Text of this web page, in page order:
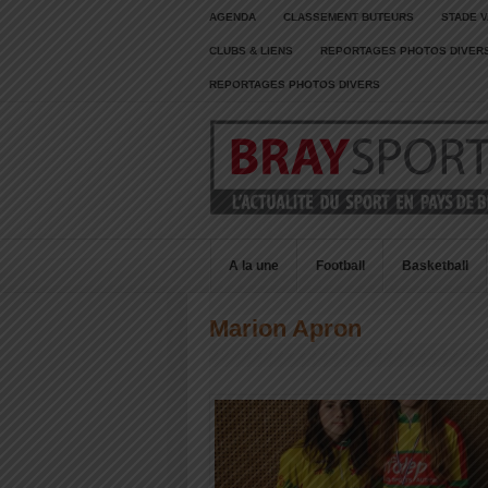
AGENDA CLASSEMENT BUTEURS STADE
CLUBS & LIENS REPORTAGES PHOTOS
REPORTAGES PHOTOS DIVERS
A la une Football Basketball
Marion Apron